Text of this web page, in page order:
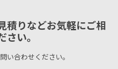
積りなどお気軽にご相
さい。
い合わせください。